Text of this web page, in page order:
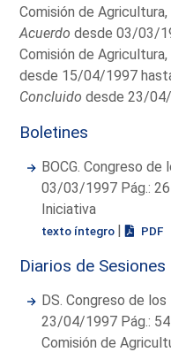
Comisión de
Acuerdo desde 03/03/
Comisión de
desde 15/04/1997
Concluido desde 23/
Boletines
BOCG. Congreso
03/03/1997 Pág.: 26
Iniciativa
texto íntegro | PDF
Diarios de Sesiones
DS. Congreso de
23/04/1997 Pág.:
Comisión de